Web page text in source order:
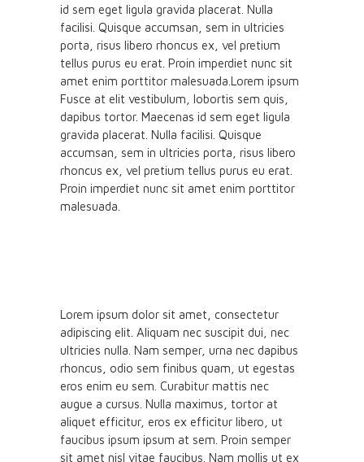
id sem eget ligula gravida placerat. Nulla
facilisi. Quisque accumsan, sem in ultricies
porta, risus libero rhoncus ex, vel pretium
tellus purus eu erat. Proin imperdiet nunc sit
amet enim porttitor malesuada.Lorem ipsum
Fusce at elit vestibulum, lobortis sem quis,
dapibus tortor. Maecenas id sem eget ligula
gravida placerat. Nulla facilisi. Quisque
accumsan, sem in ultricies porta, risus libero
rhoncus ex, vel pretium tellus purus eu erat.
Proin imperdiet nunc sit amet enim porttitor
malesuada.
Lorem ipsum dolor sit amet, consectetur
adipiscing elit. Aliquam nec suscipit dui, nec
ultricies nulla. Nam semper, urna nec dapibus
rhoncus, odio sem finibus quam, ut egestas
eros enim eu sem. Curabitur mattis nec
augue a cursus. Nulla maximus, tortor at
aliquet efficitur, eros ex efficitur libero, ut
faucibus ipsum ipsum at sem. Proin semper
sit amet nisl vitae faucibus. Nam mollis ut ex